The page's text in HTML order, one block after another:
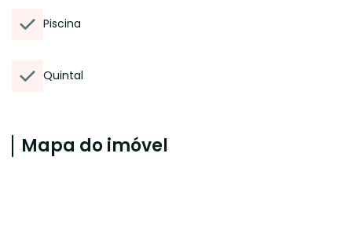
Piscina
Quintal
Mapa do imóvel